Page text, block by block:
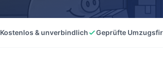
Kostenlos & unverbindlich Geprüfte